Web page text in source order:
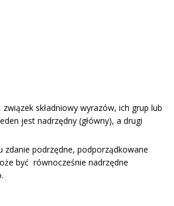
składniowy wyrazów, ich grup lub
jest nadrzędny (główny), a drugi
zdanie podrzędne, podporządkowane
być równocześnie nadrzędne